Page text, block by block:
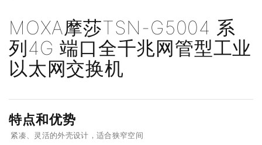
MOXA摩莎TSN-G5004 系
列4G 端口全千兆网管型工业
以太网交换机
特点和优势
紧凑、灵活的外壳设计，适合狭窄空间